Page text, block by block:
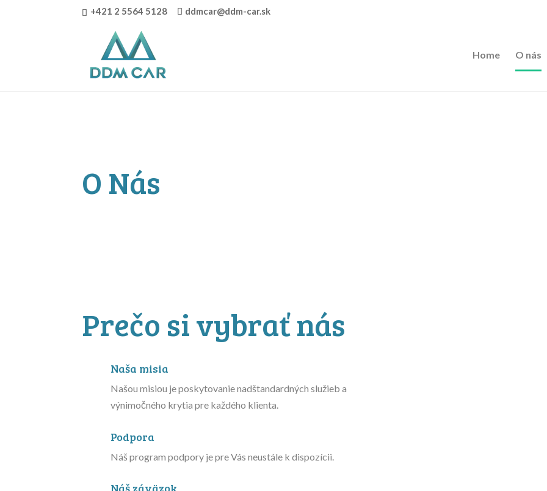
content/themes/Divi/includes/builder/functions.php
+421 2 5564 5128 ddmcar@ddm-car.sk
Home O nás
O Nás
Prečo si vybrať nás
Naša misia
Našou misiou je poskytovanie nadštandardných služieb a
výnimočného krytia pre každého klienta.
Podpora
Náš program podpory je pre Vás neustále k dispozícii.